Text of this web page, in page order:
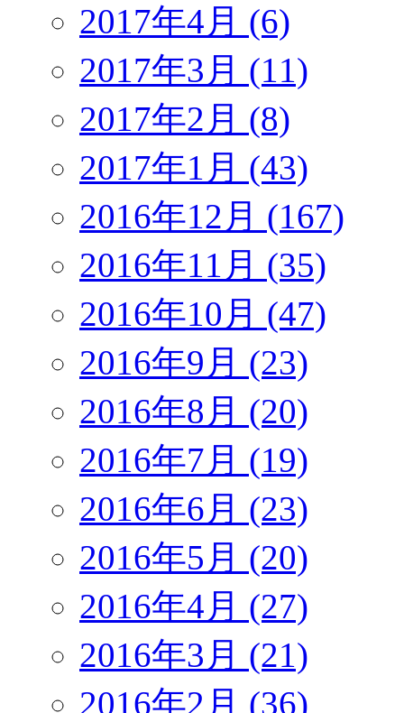
2017年4月 (6)
2017年3月 (11)
2017年2月 (8)
2017年1月 (43)
2016年12月 (167)
2016年11月 (35)
2016年10月 (47)
2016年9月 (23)
2016年8月 (20)
2016年7月 (19)
2016年6月 (23)
2016年5月 (20)
2016年4月 (27)
2016年3月 (21)
2016年2月 (36)